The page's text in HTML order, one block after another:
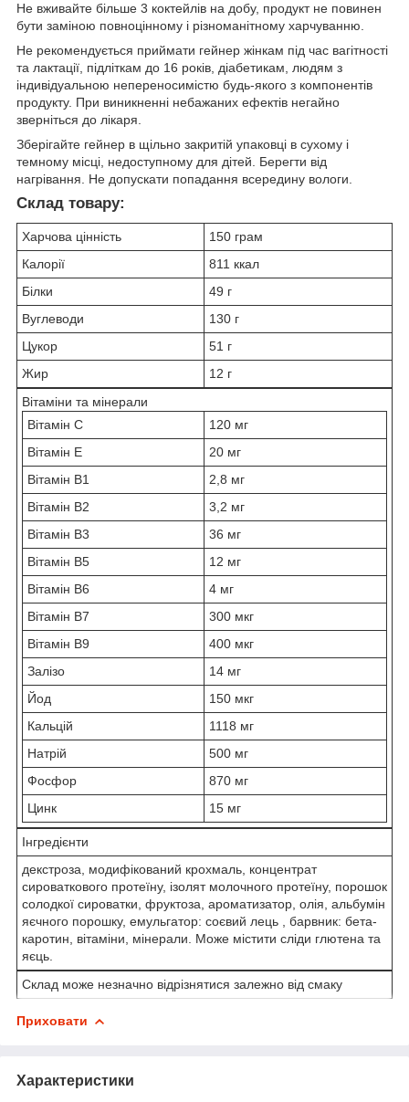
Не вживайте більше 3 коктейлів на добу, продукт не повинен
бути заміною повноцінному і різноманітному харчуванню.
Не рекомендується приймати гейнер жінкам під час вагітності
та лактації, підліткам до 16 років, діабетикам, людям з
індивідуальною непереносимістю будь-якого з компонентів
продукту. При виникненні небажаних ефектів негайно
зверніться до лікаря.
Зберігайте гейнер в щільно закритій упаковці в сухому і
темному місці, недоступному для дітей. Берегти від
нагрівання. Не допускати попадання всередину вологи.
Склад товару:
Харчова цінність
150 грам
Калорії
811 ккал
Білки
49 г
Вуглеводи
130 г
Цукор
51 г
Жир
12 г
Вітаміни та мінерали
Вітамін С
120 мг
Вітамін Е
20 мг
Вітамін В1
2,8 мг
Вітамін В2
3,2 мг
Вітамін В3
36 мг
Вітамін В5
12 мг
Вітамін В6
4 мг
Вітамін В7
300 мкг
Вітамін В9
400 мкг
Залізо
14 мг
Йод
150 мкг
Кальцій
1118 мг
Натрій
500 мг
Фосфор
870 мг
Цинк
15 мг
Інгредієнти
декстроза, модифікований крохмаль, концентрат
сироваткового протеїну, ізолят молочного протеїну, порошок
солодкої сироватки, фруктоза, ароматизатор, олія, альбумін
яєчного порошку, емульгатор: соєвий лець , барвник: бета-
каротин, вітаміни, мінерали. Може містити сліди глютена та
яєць.
Склад може незначно відрізнятися залежно від смаку
Приховати
Характеристики